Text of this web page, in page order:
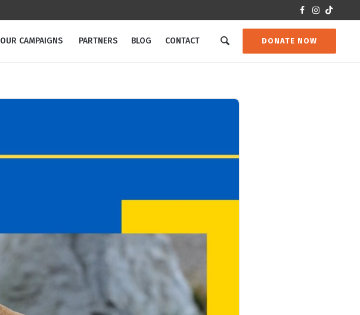
DONATE NOW
OUR CAMPAIGNS PARTNERS BLOG CONTACT